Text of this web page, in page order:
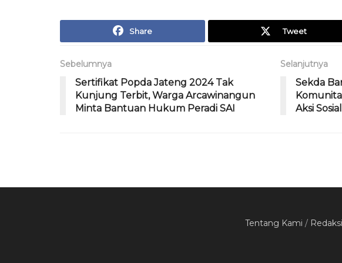
Share Tweet
Sebelumnya
Sertifikat Popda Jateng 2024 Tak
Kunjung Terbit, Warga Arcawinangun
Minta Bantuan Hukum Peradi SAI
Selanjutnya
Sekda
Aksi Sosial
Tentang Kami / Redaksi